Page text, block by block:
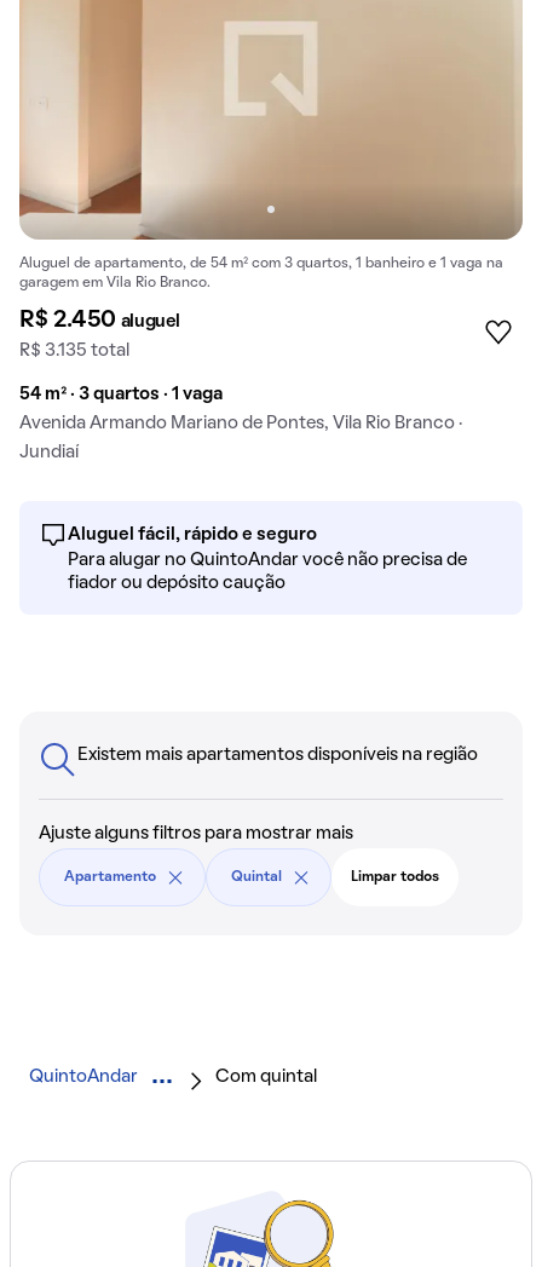
Aluguel de apartamento, de 54 m² com 3 quartos, 1 banheiro e 1 vaga na
garagem em Vila Rio Branco.
R$ 2.450 aluguel
R$ 3.135 total
54 m² · 3 quartos · 1 vaga
Avenida Armando Mariano de Pontes, Vila Rio Branco ·
Jundiaí
Aluguel fácil, rápido e seguro
Para alugar no QuintoAndar você não precisa de
fiador ou depósito caução
Existem mais apartamentos disponíveis na região
Ajuste alguns filtros para mostrar mais
Apartamento Quintal Limpar todos
QuintoAndar Com quintal